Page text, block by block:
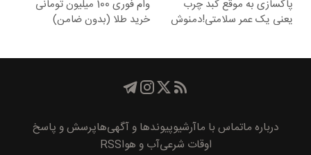
پاکسازی به موقع کبد چرب
یعنی یک عمر سلامتی!دمنوش
وام فوری 100 میلیون تومانی
خرید طلا (بدون ضامن)
درباره ماتماس با ماآرشیوپیوند‌ها و آگهی‌هاپرسش و پاسخ
اوقات شرعیآب و هواRSS